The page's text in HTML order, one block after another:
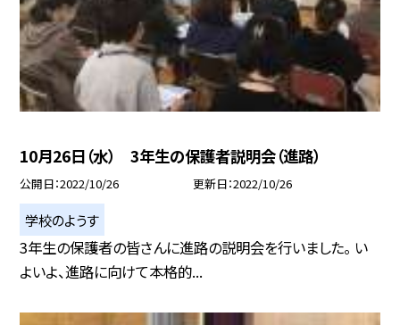
10月26日（水） 3年生の保護者説明会（進路）
公開日 2022/10/26 更新日 2022/10/26
学校のようす
3年生の保護者の皆さんに進路の説明会を行いました。 い
よいよ、進路に向けて本格的...